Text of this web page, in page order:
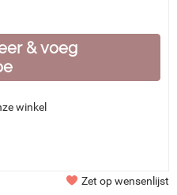
& voeg
winkel
Zet op wensenlijst